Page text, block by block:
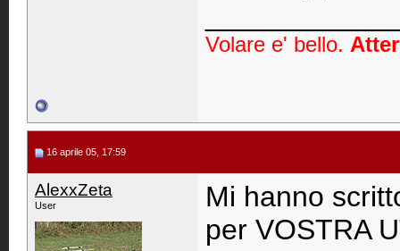
Volare e' bello.
16 aprile 05, 17:59
AlexxZeta
User
Mi hanno
per VOSTRA